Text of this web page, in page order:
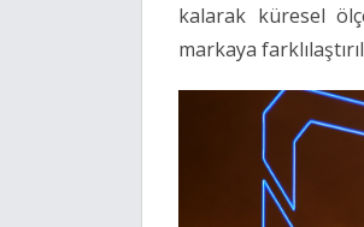
kalarak küresel
markaya